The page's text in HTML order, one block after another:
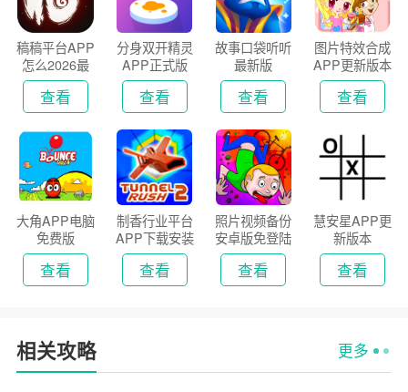
稿稿平台APP
怎么2026最
新版
查看
分身双开精灵
APP正式版
查看
故事口袋听听
最新版
查看
图片特效合成
APP更新版本
2026
查看
大角APP电脑
免费版
查看
制香行业平台
APP下载安装
2026
查看
照片视频备份
安卓版免登陆
版
查看
慧安星APP更
新版本
查看
相关攻略 更多